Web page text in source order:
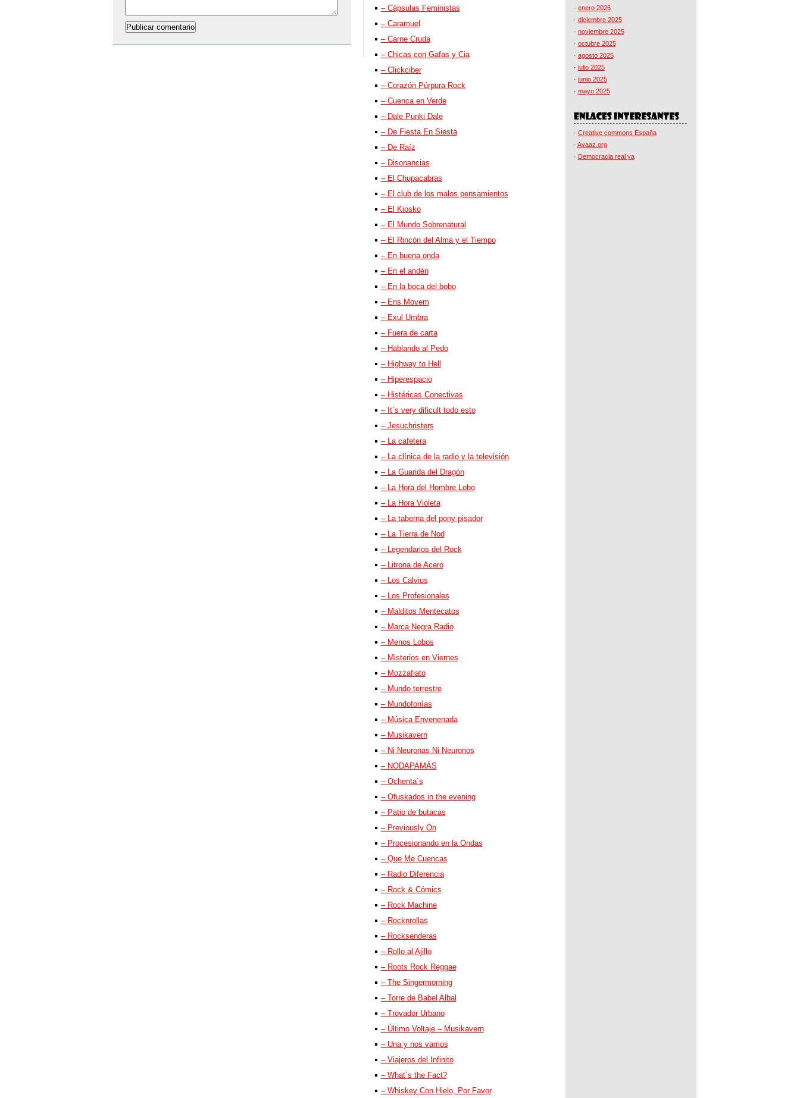
– Cápsulas Feministas
– Caramuel
– Carne Cruda
– Chicas con Gafas y Cia
– Clickciber
– Corazón Púrpura Rock
– Cuenca en Verde
– Dale Punki Dale
– De Fiesta En Siesta
– De Raíz
– Disonancias
– El Chupacabras
– El club de los malos pensamientos
– El Kiosko
– El Mundo Sobrenatural
– El Rincón del Alma y el Tiempo
– En buena onda
– En el andén
– En la boca del bobo
– Ens Movem
– Exul Umbra
– Fuera de carta
– Hablando al Pedo
– Highway to Hell
– Hiperespacio
– Histéricas Conectivas
– It´s very dificult todo esto
– Jesuchristers
– La cafetera
– La clínica de la radio y la televisión
– La Guarida del Dragón
– La Hora del Hombre Lobo
– La Hora Violeta
– La taberna del pony pisador
– La Tierra de Nod
– Legendarios del Rock
– Litrona de Acero
– Los Calvius
– Los Profesionales
– Malditos Mentecatos
– Marca Negra Radio
– Menos Lobos
– Misterios en Viernes
– Mozzafiato
– Mundo terrestre
– Mundofonías
– Música Envenenada
– Musikavern
– Ni Neuronas Ni Neuronos
– NODAPAMÁS
– Ochenta´s
– Ofuskados in the evening
– Patio de butacas
– Previously On
– Procesionando en la Ondas
– Que Me Cuencas
– Radio Diferencia
– Rock & Cómics
– Rock Machine
– Rocknrollas
– Rocksenderas
– Rollo al Ajillo
– Roots Rock Reggae
– The Singermorning
– Torre de Babel Albal
– Trovador Urbano
– Último Voltaje – Musikavern
– Una y nos vamos
– Viajeros del Infinito
– What´s the Fact?
– Whiskey Con Hielo, Por Favor
· enero 2026
· diciembre 2025
· noviembre 2025
· octubre 2025
· agosto 2025
· julio 2025
· junio 2025
· mayo 2025
· Creative commons España
· Avaaz.org
· Democracia real ya